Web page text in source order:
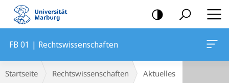
Mobile-
Navigation
FB 01 | Rechtswissenschaften
Breadcrumb-
Navigation
Startseite Rechtswissenschaften Aktuelles